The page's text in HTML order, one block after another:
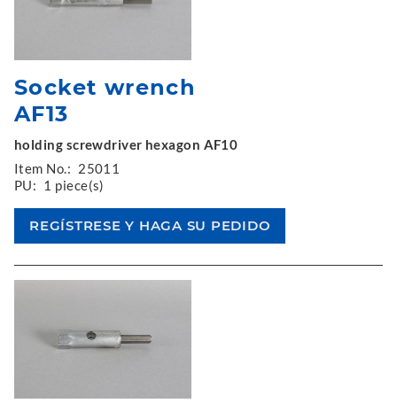
Socket wrench
AF13
holding screwdriver hexagon AF10
Item No.: 25011
PU: 1 piece(s)